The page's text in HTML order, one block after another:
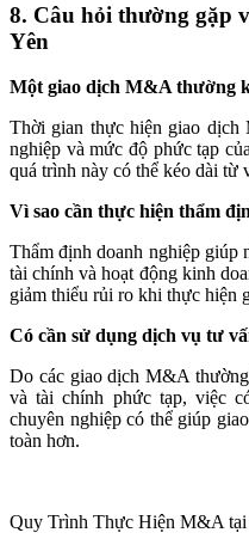
8. Câu hỏi thường gặp
Yên
Một giao dịch M&A thường
Thời gian thực hiện giao
nghiệp và mức độ phức tạp
quá trình này có thể kéo dài từ
Vì sao cần thực hiện thẩm
Thẩm định doanh nghiệp giúp
tài chính và hoạt động kinh
giảm thiểu rủi ro khi thực hiện
Có cần sử dụng dịch vụ tư
Do các giao dịch M&A
và tài chính phức tạp, việc
chuyên nghiệp có thể giúp
toàn hơn.
Quy Trình Thực Hiện M&A